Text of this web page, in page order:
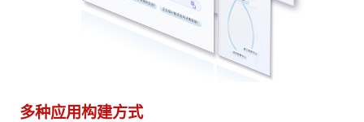
多种应用构建方式